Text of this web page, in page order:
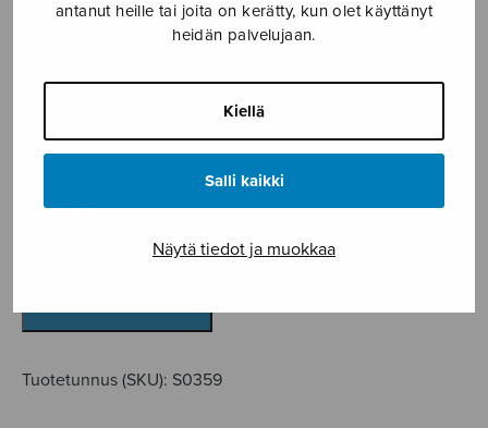
antanut heille tai joita on kerätty, kun olet käyttänyt
heidän palvelujaan.
Kiellä
Salli kaikki
Näytä tiedot ja muokkaa
Ruusu laaksossa
trad. Finnish
2,70€
määrä
Tuotetunnus (SKU): S0359